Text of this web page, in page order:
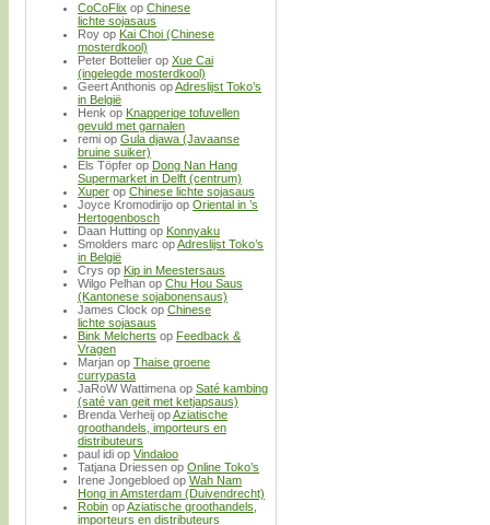
CoCoFlix op Chinese
lichte sojasaus
Roy op Kai Choi (Chinese
mosterdkool)
Peter Bottelier op Xue Cai
(ingelegde mosterdkool)
Geert Anthonis opAdreslijst Toko’s
in België
Henk op Knapperige tofuvellen
gevuld met garnalen
remi op Gula djawa (Javaanse
bruine suiker)
Els Töpfer op Dong Nan Hang
Supermarket in Delft (centrum)
Xuper op Chinese lichte sojasaus
Joyce Kromodirijo op Oriental in ’s
Hertogenbosch
Daan Hutting op Konnyaku
Smolders marc opAdreslijst Toko’s
in België
Crys op Kip in Meestersaus
Wilgo Pelhan op Chu Hou Saus
(Kantonese sojabonensaus)
James Clock op Chinese
lichte sojasaus
Bink Melcherts op Feedback &
Vragen
Marjan op Thaise groene
currypasta
JaRoW Wattimena op Saté kambing
(saté van geit met ketjapsaus)
Brenda Verheij opAziatische
groothandels, importeurs en
distributeurs
paul idi op Vindaloo
Tatjana Driessen op Online Toko’s
Irene Jongebloed op Wah Nam
Hong in Amsterdam (Duivendrecht)
Robin opAziatische groothandels,
importeurs en distributeurs